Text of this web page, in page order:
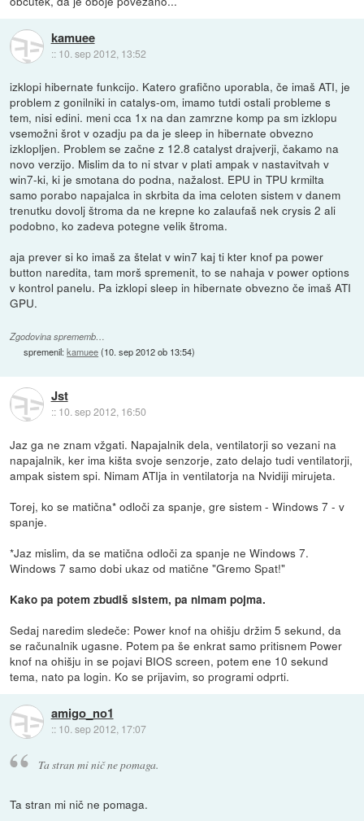
kamuee
:: 10. sep 2012, 13:52
izklopi hibernate funkcijo. Katero grafično uporabla, če imaš ATI, je
problem z gonilniki in catalys-om, imamo tutdi ostali probleme s
tem, nisi edini. meni cca 1x na dan zamrzne komp pa sm izklopu
vsemožni šrot v ozadju pa da je sleep in hibernate obvezno
izklopljen. Problem se začne z 12.8 catalyst drajverji, čakamo na
novo verzijo. Mislim da to ni stvar v plati ampak v nastavitvah v
win7-ki, ki je smotana do podna, nažalost. EPU in TPU krmilta
samo porabo napajalca in skrbita da ima celoten sistem v danem
trenutku dovolj štroma da ne krepne ko zalaufaš nek crysis 2 ali
podobno, ko zadeva potegne velik štroma.
aja prever si ko imaš za štelat v win7 kaj ti kter knof pa power
button naredita, tam morš spremenit, to se nahaja v power options
v kontrol panelu. Pa izklopi sleep in hibernate obvezno če imaš ATI
GPU.
Zgodovina sprememb…
spremenil:kamuee(10. sep 2012 ob 13:54)
Jst
:: 10. sep 2012, 16:50
Jaz ga ne znam vžgati. Napajalnik dela, ventilatorji so vezani na
napajalnik, ker ima kišta svoje senzorje, zato delajo tudi ventilatorji,
ampak sistem spi. Nimam ATIja in ventilatorja na Nvidiji mirujeta.
Torej, ko se matična* odloči za spanje, gre sistem - Windows 7 - v
spanje.
*Jaz mislim, da se matična odloči za spanje ne Windows 7.
Windows 7 samo dobi ukaz od matične "Gremo Spat!"
Kako pa potem zbudiš sistem, pa nimam pojma.
Sedaj naredim sledeče: Power knof na ohišju držim 5 sekund, da
se računalnik ugasne. Potem pa še enkrat samo pritisnem Power
knof na ohišju in se pojavi BIOS screen, potem ene 10 sekund
tema, nato pa login. Ko se prijavim, so programi odprti.
amigo_no1
:: 10. sep 2012, 17:07
Ta stran mi nič ne pomaga.
Ta stran mi nič ne pomaga.